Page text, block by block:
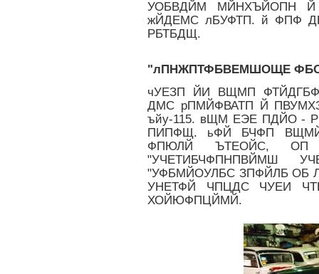
УОБВДЙМ МЙНХЪЙОПН Й
жЙДЕМС лБУФТП. й ФПФ
РБТБДЩ.
"лПНЖПТФБВЕМШОЩЕ
чУЕЗП ЙИ ВЩМП
ДМС рПМЙФВАТП Й
ъйу-115. вЩМ ЕЭЕ ПДЙО -
ПИПФЩ. ьФЙ БЧФП
ФПЮЛЙ ЪТЕОЙС, ОП
"УЧЕТИБЧФПНПВЙМШ
"УФБМЙОУЛБС ЗПФЙЛБ ОБ
УНЕТФЙ ЧПЦДС ЧУЕИ
ХОЙЮФПЦЙМЙ.